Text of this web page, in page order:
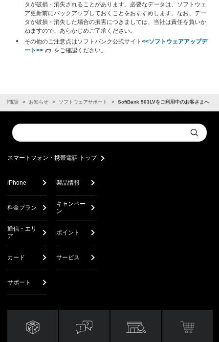
タが破損・消失されることがあります。必要なデータは、ソフトウェ
ア更新前にバックアップしておくことをおすすめします。なお、デー
タが破損・消失した場合の損害につきましては、当社は責任を負いか
ねますので、あらかじめご了承ください。
その他のご注意点はソフトバンク公式サイト <<ソフトウェアアップデ
ート>>
をご確認ください。
帯電話 お知らせ ソフトウェアサポート SoftBank 503LVをご利用中のお客さまへ
Conduct
a
Submit
スマートフォン・携帯電話 トップ
iPhone 製品情報
料金プラン
キャンペー
ン
通信・エリ
ア
ポイント
カード サービス
サポート